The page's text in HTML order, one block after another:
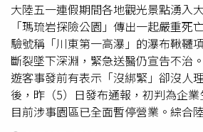
大陸五一連假期間各地觀光景點湧入
「瑪琉岩探險公園」傳出一起嚴重死
驗號稱「川東第一高瀑」的瀑布鞦韆
斷裂墜下深淵，緊急送醫仍宣告不治
遊客事發前有表示「沒綁緊」卻沒人
後，昨（5）日發布通報，初判為企業
目前涉事園區已全面暫停營業。綜合
生於5月3日，適逢大陸五一假期，一